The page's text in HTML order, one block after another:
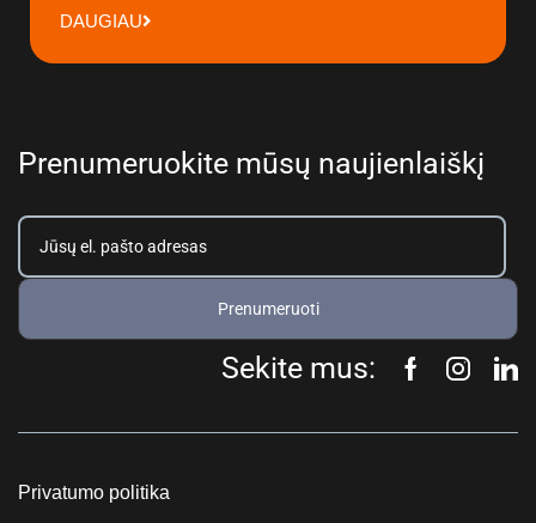
DAUGIAU
Prenumeruokite mūsų naujienlaiškį
Prenumeruoti
Sekite mus:
Privatumo politika